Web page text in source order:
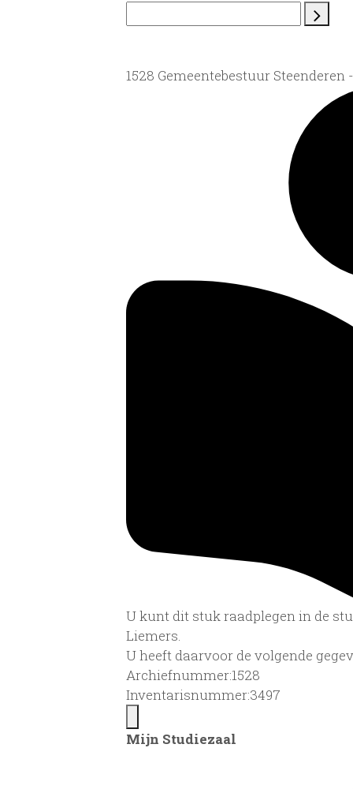
1528 Gemeentebestuur
U kunt dit stuk raadplegen in de
Liemers.
U heeft daarvoor de volgende
Archiefnummer:1528
Inventarisnummer:3497
Mijn Studiezaal